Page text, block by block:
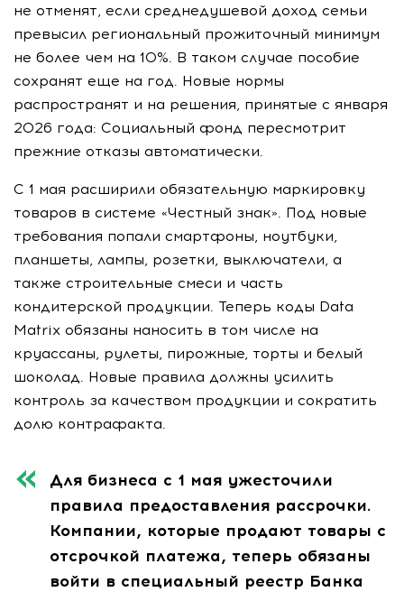
не отменят, если среднедушевой доход семьи
превысил региональный прожиточный минимум
не более чем на 10%. В таком случае пособие
сохранят еще на год. Новые нормы
распространят и на решения, принятые с января
2026 года: Социальный фонд пересмотрит
прежние отказы автоматически.
С 1 мая расширили обязательную маркировку
товаров в системе «Честный знак». Под новые
требования попали смартфоны, ноутбуки,
планшеты, лампы, розетки, выключатели, а
также строительные смеси и часть
кондитерской продукции. Теперь коды Data
Matrix обязаны наносить в том числе на
круассаны, рулеты, пирожные, торты и белый
шоколад. Новые правила должны усилить
контроль за качеством продукции и сократить
долю контрафакта.
Для бизнеса с 1 мая ужесточили
правила предоставления рассрочки.
Компании, которые продают товары с
отсрочкой платежа, теперь обязаны
войти в специальный реестр Банка